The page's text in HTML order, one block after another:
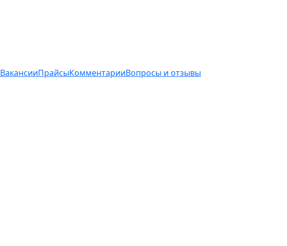
ВакансииПрайсыКомментарииВопросы и отзывы